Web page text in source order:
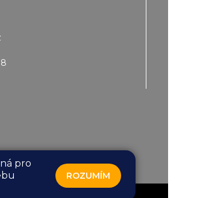
pro
ROZUMÍM